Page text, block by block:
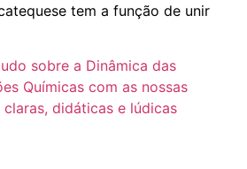
tem a função de unir